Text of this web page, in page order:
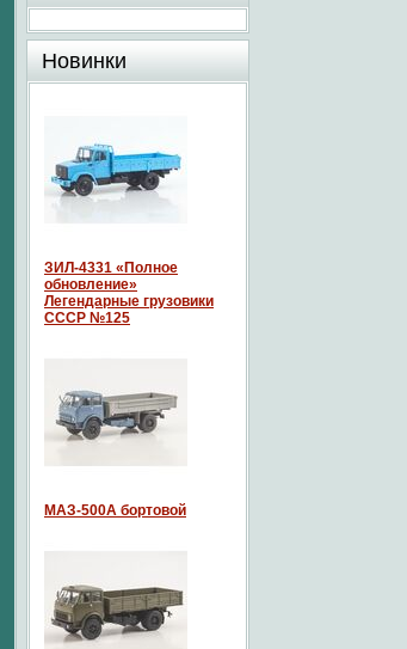
Новинки
ЗИЛ-4331 «Полное
обновление»
Легендарные грузовики
СССР №125
МАЗ-500А бортовой